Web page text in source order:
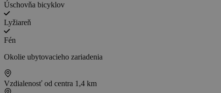
Úschovňa bicyklov
Lyžiareň
Fén
Okolie ubytovacieho zariadenia
Vzdialenosť od centra 1,4 km